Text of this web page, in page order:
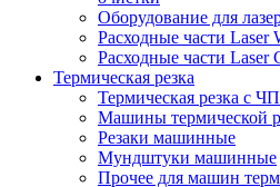
Оборудование для
Расходные части Laser
Расходные части Laser
Термическая резка
Термическая резка с
Машины термической
Резаки машинные
Мундштуки машинные
Прочее для машин